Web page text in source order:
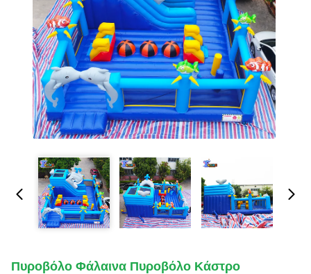
Πυροβόλο Φάλαινα Πυροβόλο Κάστρο